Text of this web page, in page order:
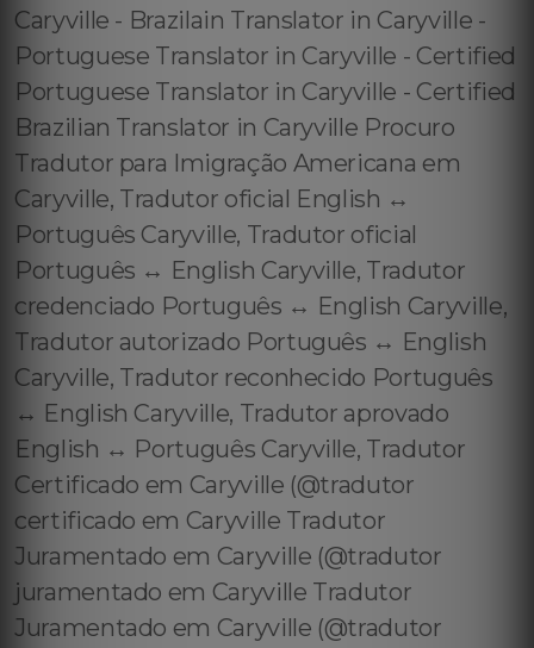
Caryville - Brazilain Translator in Caryville -
Portuguese Translator in Caryville - Certified
Portuguese Translator in Caryville - Certified
Brazilian Translator in Caryville Procuro
Tradutor para Imigração Americana em
Caryville, Tradutor oficial English ↔️
Português Caryville, Tradutor oficial
Português ↔️ English Caryville, Tradutor
credenciado Português ↔️ English Caryville,
Tradutor autorizado Português ↔️ English
Caryville, Tradutor reconhecido Português
↔️ English Caryville, Tradutor aprovado
English ↔️ Português Caryville, Tradutor
Certificado em Caryville (@tradutor
certificado em Caryville Tradutor
Juramentado em Caryville (@tradutor
juramentado em Caryville Tradutor
Juramentado em Caryville (@tradutor